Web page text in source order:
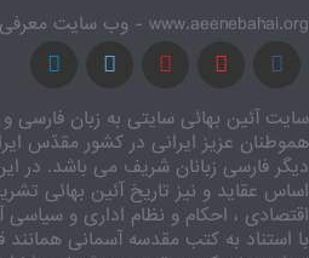
www.aeenebahai.org - وب سایت معرفی آئین بهائی به زبان فارسی
سایت آئین بهائی سایتی به زبان فارسی
هموطنان عزیز ایرانی در کشور مقدّس
دیگر فارسی زبانان شریف می باشد.
اساس عقاید و نیز تاریخ آئین بهائی
اقتصادی ، احکام و نظام اداری و
با استناد به کتب مقدسه آسمانی